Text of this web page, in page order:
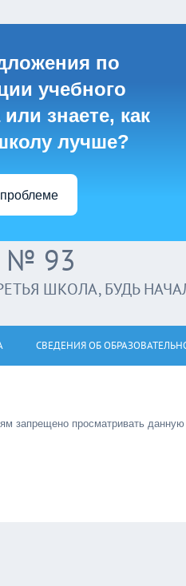
по
учебного
знаете, как
лучше?
93
ШКОЛА, БУДЬ
СВЕДЕНИЯ ОБ
запрещено просматривать